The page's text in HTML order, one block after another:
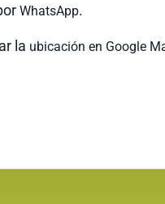
WhatsApp.
la ubicación en Google